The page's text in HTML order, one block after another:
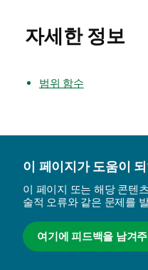
자세한 정보
범위 함수
이 페이지가 도움이
이 페이지 또는 해당 콘텐
술적 오류와 같은 문제를
여기에 피드백을 남겨